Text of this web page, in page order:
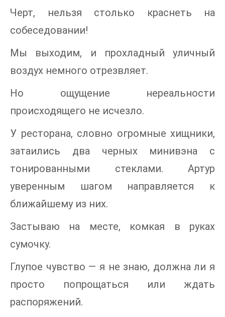
Черт, нельзя столько краснеть на
собеседовании!
Мы выходим, и прохладный уличный
воздух немного отрезвляет.
Но ощущение нереальности
происходящего не исчезло.
У ресторана, словно огромные хищники,
затаились два черных минивэна с
тонированными стеклами. Артур
уверенным шагом направляется к
ближайшему из них.
Застываю на месте, комкая в руках
сумочку.
Глупое чувство — я не знаю, должна ли я
просто попрощаться или ждать
распоряжений.